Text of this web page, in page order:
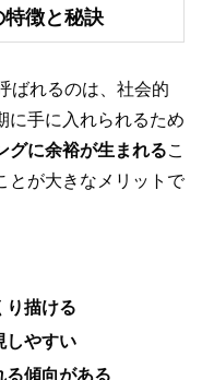
特徴と秘訣
ばれるのは、社会的
に手に入れられるため
グに余裕が生まれるこ
とが大きなメリットで
り描ける
しやすい
る傾向がある